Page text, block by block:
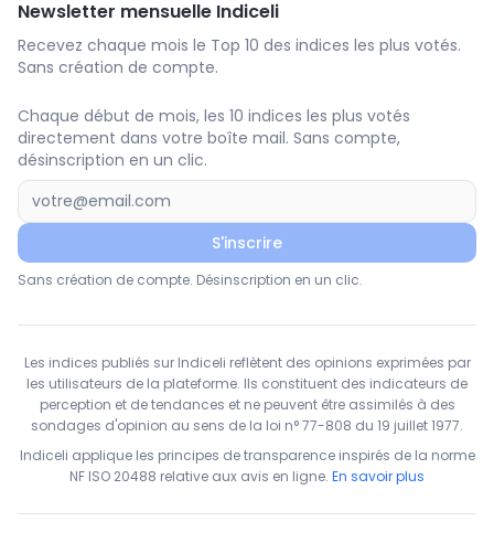
Newsletter mensuelle Indiceli
Recevez chaque mois le Top 10 des indices les plus votés.
Sans création de compte.
Chaque début de mois, les 10 indices les plus votés
directement dans votre boîte mail. Sans compte,
désinscription en un clic.
S'inscrire
Sans création de compte. Désinscription en un clic.
Les indices publiés sur Indiceli reflètent des opinions exprimées par
les utilisateurs de la plateforme. Ils constituent des indicateurs de
perception et de tendances et ne peuvent être assimilés à des
sondages d'opinion au sens de la loi n° 77-808 du 19 juillet 1977.
Indiceli applique les principes de transparence inspirés de la norme
NF ISO 20488 relative aux avis en ligne. En savoir plus